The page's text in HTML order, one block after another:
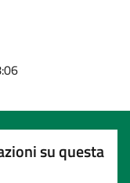
su questa